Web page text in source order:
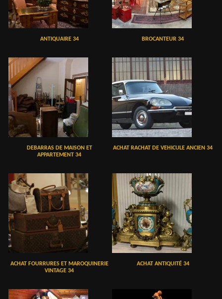
ANTIQUAIRE 34 BROCANTEUR 34
DEBARRAS DE MAISON ET
APPARTEMENT 34
ACHAT RACHAT DE VEHICULE ANCIEN 34
ACHAT FOURRURES ET MAROQUINERIE
VINTAGE 34
ACHAT ANTIQUITÉ 34